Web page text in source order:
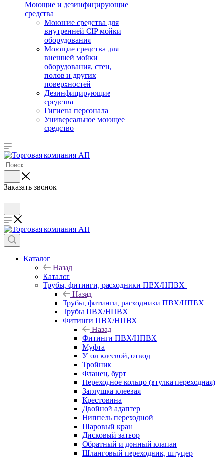
Моющие и дезинфицирующие
средства
Моющие средства для
внутренней CIP мойки
оборудования
Моющие средства для
внешней мойки
оборудования, стен,
полов и других
поверхностей
Дезинфицирующие
средства
Гигиена персонала
Универсальное моющее
средство
Заказать звонок
Каталог
Назад
Каталог
Трубы, фитинги, расходники ПВХ/НПВХ
Назад
Трубы, фитинги, расходники ПВХ/НПВХ
Трубы ПВХ/НПВХ
Фитинги ПВХ/НПВХ
Назад
Фитинги ПВХ/НПВХ
Муфта
Угол клеевой, отвод
Тройник
Фланец, бурт
Переходное кольцо (втулка переходная)
Заглушка клеевая
Крестовина
Двойной адаптер
Ниппель переходной
Шаровый кран
Дисковый затвор
Обратный и донный клапан
Шланговый переходник, штуцер